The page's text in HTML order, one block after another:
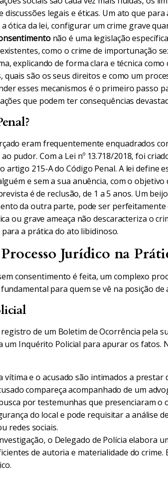
legais e éticas. Um ato que
ótica da lei, configurar um crime grave
não é uma legislação
como o crime de importunação
explicando de forma clara e técnica como
quais são os seus direitos e como um
esses mecanismos é o primeiro passo
que podem ter consequências
eram frequentemente enquadrados
pudor. Com a Lei nº 13.718/2018, foi
artigo 215-A do Código Penal. A lei define
e sem a sua anuência, com o
é de reclusão, de 1 a 5 anos. Um
da outra parte, pode ser
ou grave ameaça não descaracteriza o
a prática do ato libidinoso.
Jurídico na
consentimento é feita, um complexo
para quem se vê na posição de
de um Boletim de Ocorrência pela
um Inquérito Policial para apurar os fatos.
vítima e o acusado são intimados a prestar
compareça acompanhado de um
por testemunhas que presenciaram o
do local e pode requisitar a análise
redes sociais.
o Delegado de Polícia elabora
de autoria e materialidade do